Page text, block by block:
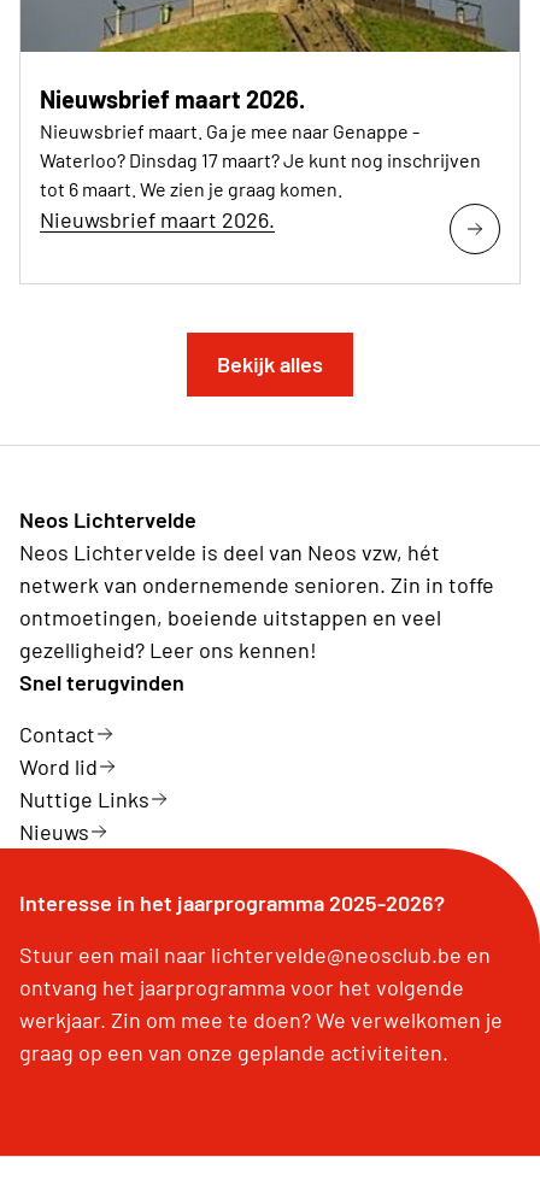
Nieuwsbrief maart 2026.
Nieuwsbrief maart. Ga je mee naar Genappe -
Waterloo? Dinsdag 17 maart? Je kunt nog inschrijven
tot 6 maart. We zien je graag komen.
Nieuwsbrief maart 2026.
Bekijk alles
Neos Lichtervelde
Neos Lichtervelde is deel van Neos vzw, hét
netwerk van ondernemende senioren. Zin in toffe
ontmoetingen, boeiende uitstappen en veel
gezelligheid? Leer ons kennen!
Snel terugvinden
Contact
Word lid
Nuttige Links
Nieuws
Interesse in het jaarprogramma 2025-2026?
Stuur een mail naar lichtervelde@neosclub.be en
ontvang het jaarprogramma voor het volgende
werkjaar. Zin om mee te doen? We verwelkomen je
graag op een van onze geplande activiteiten.